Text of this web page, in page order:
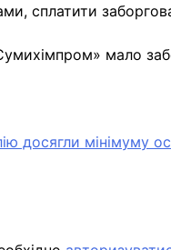
сплатити
мало
досягли мінімуму